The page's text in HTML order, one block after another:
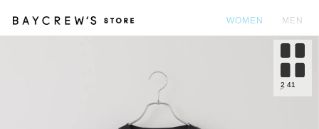
WOMEN MEN
2 41